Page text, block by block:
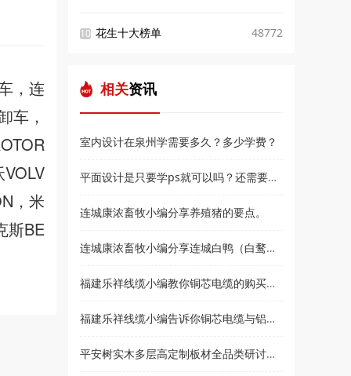
，连
车，
，米
斯BE
10 花生十大榜单 48772
相关资讯
室内设计在泉州学需要多久？多少学费？
平面设计是只要学ps就可以吗？还需要学什么？和高新教育小编来了解
连城康浓畜牧小编分享养殖猪的要点。
连城康浓畜牧小编分享连城白鸭（白鹜鸭）简介
福建乐祥线缆小编教你铜芯电缆的购买技巧？
福建乐祥线缆小编告诉你铜芯电缆与铝芯电缆各有什么优点
平安树实木多层高定制板材全品类研讨会暨2021***经销商大会即将盛大召开